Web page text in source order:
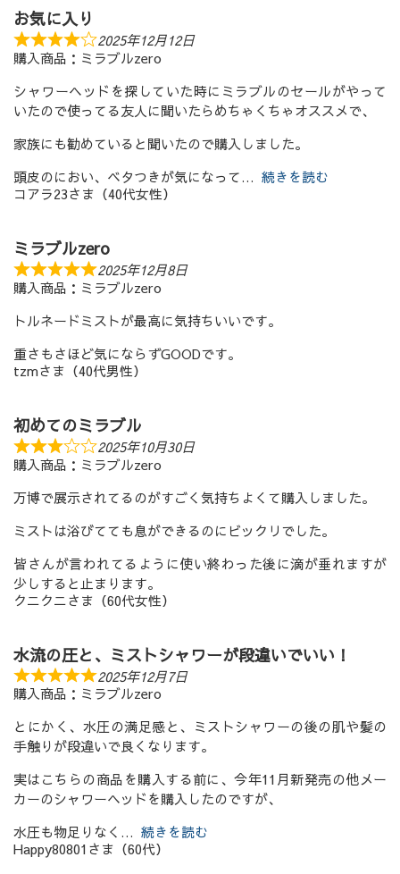
お気に入り
2025年12月12日
購入商品：ミラブルzero
シャワーヘッドを探していた時にミラブルのセールがやって
いたので使ってる友人に聞いたらめちゃくちゃオススメで、
家族にも勧めていると聞いたので購入しました。
頭皮のにおい、ベタつきが気になって
続きを読む
コアラ23さま（40代女性）
ミラブルzero
2025年12月8日
購入商品：ミラブルzero
トルネードミストが最高に気持ちいいです。
重さもさほど気にならずGOODです。
tzmさま（40代男性）
初めてのミラブル
2025年10月30日
購入商品：ミラブルzero
万博で展示されてるのがすごく気持ちよくて購入しました。
ミストは浴びてても息ができるのにビックリでした。
皆さんが言われてるように使い終わった後に滴が垂れますが
少しすると止まります。
クニクニさま（60代女性）
水流の圧と、ミストシャワーが段違いでいい！
2025年12月7日
購入商品：ミラブルzero
とにかく、水圧の満足感と、ミストシャワーの後の肌や髪の
手触りが段違いで良くなります。
実はこちらの商品を購入する前に、今年11月新発売の他メー
カーのシャワーヘッドを購入したのですが、
水圧も物足りなく
続きを読む
Happy80801さま（60代）